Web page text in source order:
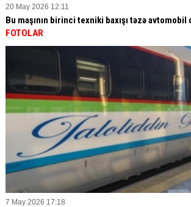
20 May 2026 12:11
Bu maşının birinci texniki baxışı təzə
FOTOLAR
7 May 2026 17:18